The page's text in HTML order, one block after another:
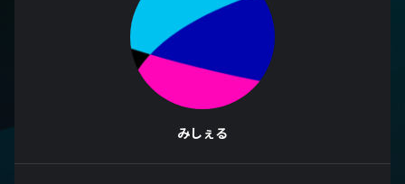
みしぇる